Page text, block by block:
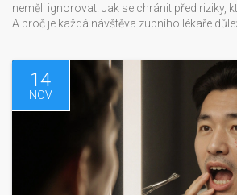
neměli ignorovat. Jak se chránit před riziky,
A proč je každá návštěva zubního lékaře
14
NOV